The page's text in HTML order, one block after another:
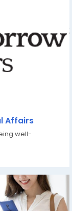
Affairs
well-